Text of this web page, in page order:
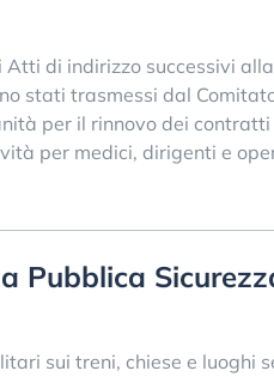
Atti di indirizzo successivi
stati trasmessi dal
per il rinnovo dei contratti
per medici, dirigenti e
Pubblica
sui treni, chiese e luoghi